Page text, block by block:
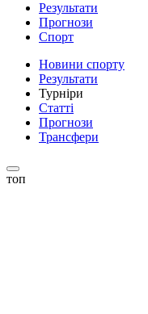
Результати
Прогнози
Спорт
Новини спорту
Результати
Турніри
Статті
Прогнози
Трансфери
топ